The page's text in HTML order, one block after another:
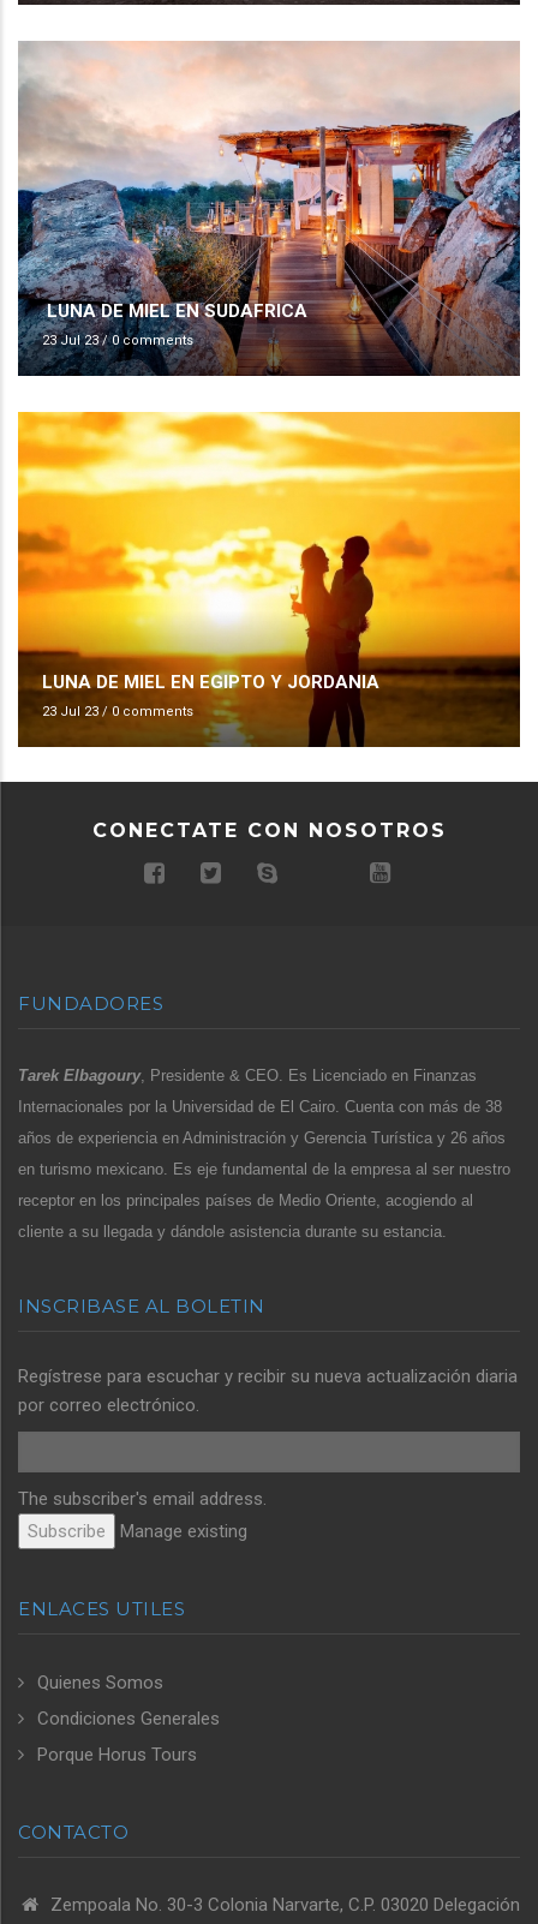
LUNA DE MIEL EN SUDAFRICA
23 Jul 23/0 comments
LUNA DE MIEL EN EGIPTO Y JORDANIA
23 Jul 23 /0 comments
CONECTATE CON NOSOTROS
FUNDADORES
Tarek Elbagoury, Presidente & CEO. Es Licenciado en Finanzas
Internacionales por la Universidad de El Cairo. Cuenta con más de 38
años de experiencia en Administración y Gerencia Turística y 26 años
en turismo mexicano. Es eje fundamental de la empresa al ser nuestro
receptor en los principales países de Medio Oriente, acogiendo al
cliente a su llegada y dándole asistencia durante su estancia.
INSCRIBASE AL BOLETIN
Regístrese para escuchar y recibir su nueva actualización diaria
por correo electrónico.
The subscriber's email address.
Manage existing
ENLACES UTILES
Quienes Somos
Condiciones Generales
Porque Horus Tours
CONTACTO
Zempoala No. 30-3 Colonia Narvarte, C.P. 03020 Delegación